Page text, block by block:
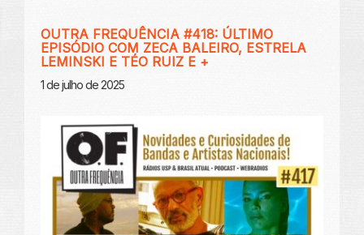
OUTRA FREQUÊNCIA #418: ÚLTIMO
EPISÓDIO COM ZECA BALEIRO, ESTRELA
LEMINSKI E TÉO RUIZ E +
1 de julho de 2025